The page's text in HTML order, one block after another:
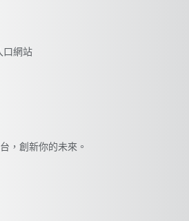
口網站
，創新你的未來。